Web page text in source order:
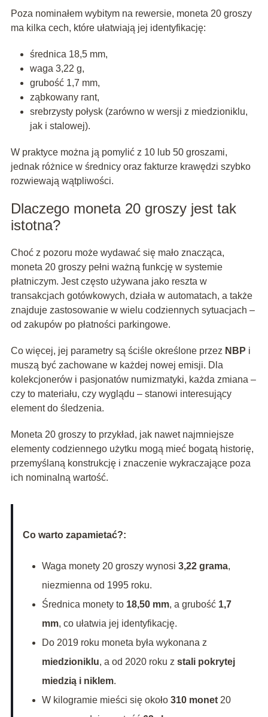
Poza nominałem wybitym na rewersie, moneta 20 groszy
ma kilka cech, które ułatwiają jej identyfikację:
średnica 18,5 mm,
waga 3,22 g,
grubość 1,7 mm,
ząbkowany rant,
srebrzysty połysk (zarówno w wersji z miedzioniklu,
jak i stalowej).
W praktyce można ją pomylić z 10 lub 50 groszami,
jednak różnice w średnicy oraz fakturze krawędzi szybko
rozwiewają wątpliwości.
Dlaczego moneta 20 groszy jest tak
istotna?
Choć z pozoru może wydawać się mało znacząca,
moneta 20 groszy pełni ważną funkcję w systemie
płatniczym. Jest często używana jako reszta w
transakcjach gotówkowych, działa w automatach, a także
znajduje zastosowanie w wielu codziennych sytuacjach –
od zakupów po płatności parkingowe.
Co więcej, jej parametry są ściśle określone przez NBP i
muszą być zachowane w każdej nowej emisji. Dla
kolekcjonerów i pasjonatów numizmatyki, każda zmiana –
czy to materiału, czy wyglądu – stanowi interesujący
element do śledzenia.
Moneta 20 groszy to przykład, jak nawet najmniejsze
elementy codziennego użytku mogą mieć bogatą historię,
przemyślaną konstrukcję i znaczenie wykraczające poza
ich nominalną wartość.
Co warto zapamietać?:
Waga monety 20 groszy wynosi 3,22 grama,
niezmienna od 1995 roku.
Średnica monety to 18,50 mm, a grubość 1,7
mm, co ułatwia jej identyfikację.
Do 2019 roku moneta była wykonana z
miedzioniklu, a od 2020 roku z stali pokrytej
miedzią i niklem.
W kilogramie mieści się około 310 monet20